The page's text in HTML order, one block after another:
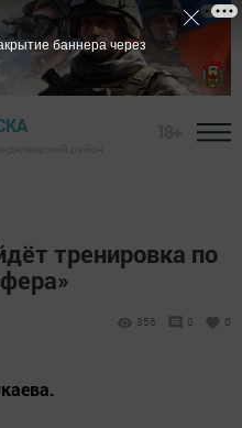
тренировка по
356 0 0
баннера через